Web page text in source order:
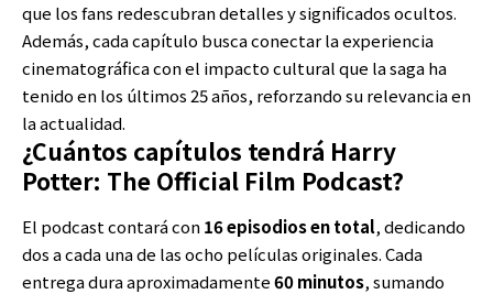
que los fans redescubran detalles y significados ocultos.
Además, cada capítulo busca conectar la experiencia
cinematográfica con el impacto cultural que la saga ha
tenido en los últimos 25 años, reforzando su relevancia en
la actualidad.
¿Cuántos capítulos tendrá Harry
Potter: The Official Film Podcast?
El podcast contará con16 episodios en total, dedicando
dos a cada una de las ocho películas originales. Cada
entrega dura aproximadamente60 minutos, sumando